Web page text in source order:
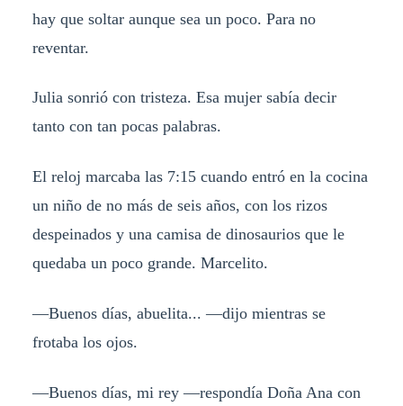
hay que soltar aunque sea un poco. Para no
reventar.
Julia sonrió con tristeza. Esa mujer sabía decir
tanto con tan pocas palabras.
El reloj marcaba las 7:15 cuando entró en la cocina
un niño de no más de seis años, con los rizos
despeinados y una camisa de dinosaurios que le
quedaba un poco grande. Marcelito.
—Buenos días, abuelita... —dijo mientras se
frotaba los ojos.
—Buenos días, mi rey —respondía Doña Ana con